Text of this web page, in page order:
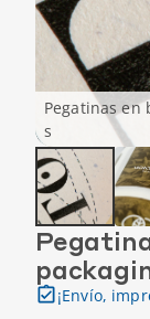
Pegatinas en
s
¡Envío,